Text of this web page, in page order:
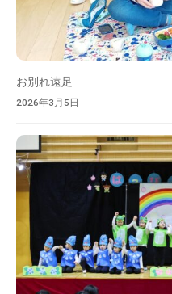
お別れ遠足
2026年3月5日